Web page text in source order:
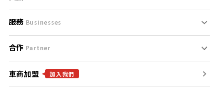
服務條款
免責聲明
隱私權政策
支援中心
聯絡我們
服務 Businesses
什麼是Goo鑑定？
找好車
合作 Partner
合作夥伴
車商加盟 加入我們